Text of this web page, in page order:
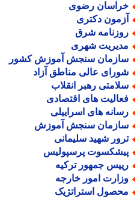
رضوی
دکتری
شرق
شهری
سنجش آموزش کشور
عالی مناطق آزاد
رهبر انقلاب
های اقتصادی
های اسراییلی
سنجش آموزش
شهید سلیمانی
پرسپولیس
جمهور ترکیه
امور خارجه
استراتژیک